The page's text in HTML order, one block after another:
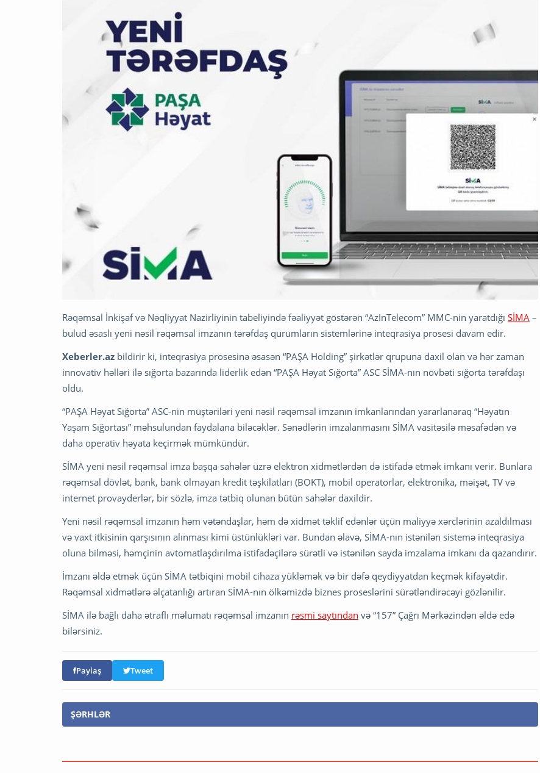
Rəqəmsal İnkişaf və Nəqliyyat Nazirliyinin tabeliyində fəaliyyət göstərən “AzInTelecom” MMC-nin yaratdığı SİMA –
bulud əsaslı yeni nəsil rəqəmsal imzanın tərəfdaş qurumların sistemlərinə inteqrasiya prosesi davam edir.
Xeberler.az bildirir ki, inteqrasiya prosesinə əsasən “PAŞA Holding” şirkətlər qrupuna daxil olan və hər zaman
innovativ həlləri ilə sığorta bazarında liderlik edən “PAŞA Həyat Sığorta” ASC SİMA-nın növbəti sığorta tərəfdaşı
oldu.
“PAŞA Həyat Sığorta” ASC-nin müştəriləri yeni nəsil rəqəmsal imzanın imkanlarından yararlanaraq “Həyatın
Yaşam Sığortası” məhsulundan faydalana biləcəklər. Sənədlərin imzalanmasını SİMA vasitəsilə məsafədən və
daha operativ həyata keçirmək mümkündür.
SİMA yeni nəsil rəqəmsal imza başqa sahələr üzrə elektron xidmətlərdən də istifadə etmək imkanı verir. Bunlara
rəqəmsal dövlət, bank, bank olmayan kredit təşkilatları (BOKT), mobil operatorlar, elektronika, məişət, TV və
internet provayderlər, bir sözlə, imza tətbiq olunan bütün sahələr daxildir.
Yeni nəsil rəqəmsal imzanın həm vətəndaşlar, həm də xidmət təklif edənlər üçün maliyyə xərclərinin azaldılması
və vaxt itkisinin qarşısının alınması kimi üstünlükləri var. Bundan əlavə, SİMA-nın istənilən sistemə inteqrasiya
oluna bilməsi, həmçinin avtomatlaşdırılma istifadəçilərə sürətli və istənilən sayda imzalama imkanı da qazandırır.
İmzanı əldə etmək üçün SİMA tətbiqini mobil cihaza yükləmək və bir dəfə qeydiyyatdan keçmək kifayətdir.
Rəqəmsal xidmətlərə əlçatanlığı artıran SİMA-nın ölkəmizdə biznes proseslərini sürətləndirəcəyi gözlənilir.
SİMA ilə bağlı daha ətraflı məlumatı rəqəmsal imzanın rəsmi saytından və “157” Çağrı Mərkəzindən əldə edə
bilərsiniz.
Paylaş Tweet
ŞƏRHLƏR